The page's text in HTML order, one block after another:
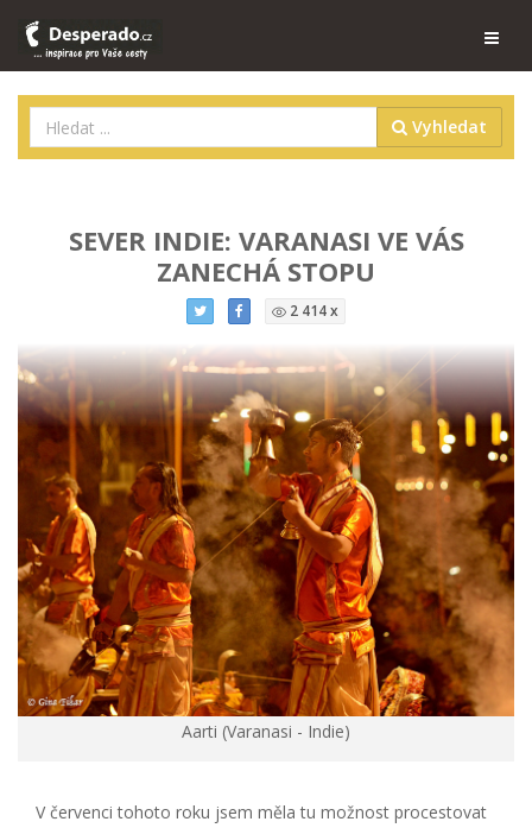
Vyhledat
SEVER INDIE: VARANASI VE VÁS
ZANECHÁ STOPU
2 414 x
Aarti (Varanasi - Indie)
V červenci tohoto roku jsem měla tu možnost procestovat